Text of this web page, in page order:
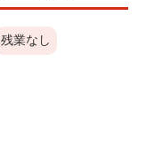
残業なし